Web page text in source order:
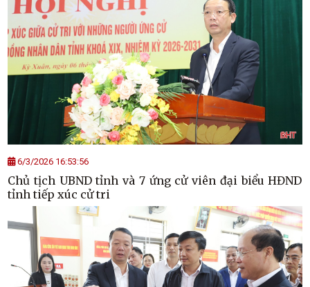
6/3/2026 16:53:56
Chủ tịch UBND tỉnh và 7 ứng cử viên đại biểu HĐND
tỉnh tiếp xúc cử tri